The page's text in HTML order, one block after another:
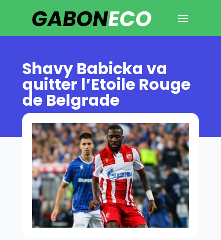
Shavy Babicka va
quitter l’Etoile Rouge
de Belgrade